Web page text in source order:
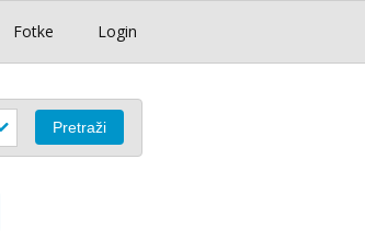
Login
Fotke